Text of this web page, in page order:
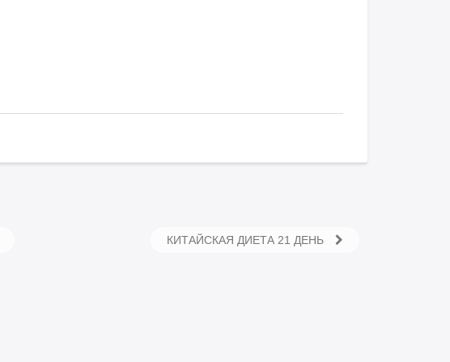
КИТАЙСКАЯ ДИЕТА 21 ДЕНЬ